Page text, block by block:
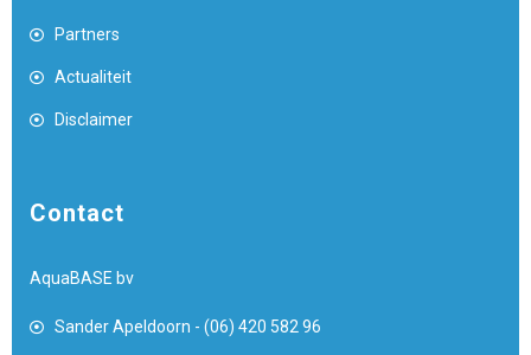
Partners
Actualiteit
Disclaimer
Contact
AquaBASE bv
Sander Apeldoorn - (06) 420 582 96